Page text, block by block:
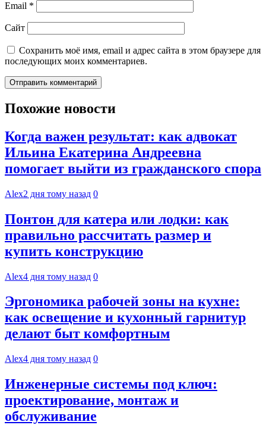
Email *
Сайт
Сохранить моё имя, email и адрес сайта в этом браузере для
последующих моих комментариев.
Похожие новости
Когда важен результат: как адвокат
Ильина Екатерина Андреевна
помогает выйти из гражданского спора
Alex2 дня тому назад 0
Понтон для катера или лодки: как
правильно рассчитать размер и
купить конструкцию
Alex4 дня тому назад 0
Эргономика рабочей зоны на кухне:
как освещение и кухонный гарнитур
делают быт комфортным
Alex4 дня тому назад 0
Инженерные системы под ключ:
проектирование, монтаж и
обслуживание